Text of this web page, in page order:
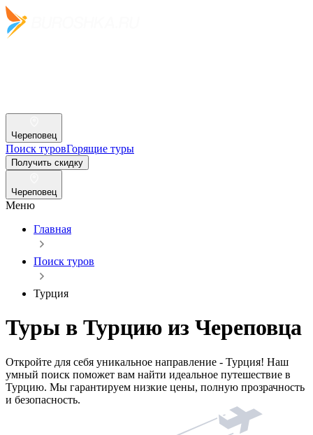
Череповец
Поиск туровГорящие туры
Получить скидку
Череповец
Меню
Главная
Поиск туров
Турция
Туры в Турцию из Череповца
Откройте для себя уникальное направление - Турция! Наш
умный поиск поможет вам найти идеальное путешествие в
Турцию. Мы гарантируем низкие цены, полную прозрачность
и безопасность.